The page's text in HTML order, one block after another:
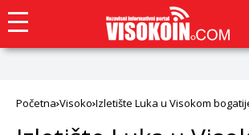
Početna Visoko Izletište Luka u Visokom